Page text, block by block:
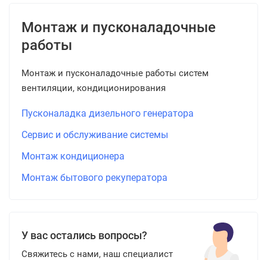
Монтаж и пусконаладочные
работы
Монтаж и пусконаладочные работы систем
вентиляции, кондиционирования
Пусконаладка дизельного генератора
Сервис и обслуживание системы
Монтаж кондиционера
Монтаж бытового рекуператора
У вас остались вопросы?
Свяжитесь с нами, наш специалист